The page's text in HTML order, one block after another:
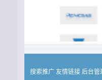
搜索推广 友情链接 后台管